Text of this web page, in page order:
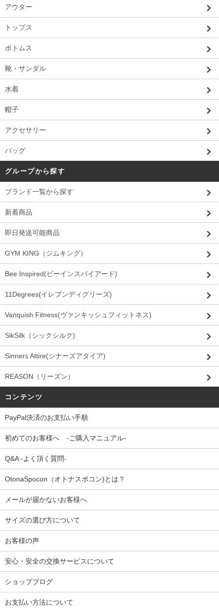
アウター
トップス
ボトムス
靴・サンダル
水着
帽子
アクセサリー
バッグ
グループから探す
ブランド一覧から探す
新着商品
即日発送可能商品
GYM KING（ジムキング）
Bee Inspired(ビーインスパイアード)
11Degrees(イレブンディグリーズ)
Vanquish Fitness(ヴァンキッシュフィットネス)
SikSilk（シックシルク)
Sinners Attire(シナーズアタイア)
REASON（リーズン）
コンテンツ
PayPal決済のお支払い手順
初めてのお客様へ -ご購入マニュアル-
Q&A -よく頂く質問-
OtonaSpocon（オトナスポコン)とは？
メールが届かないお客様へ
サイズの選び方について
お客様の声
安心・安全の交換サービスについて
ショップブログ
お支払い方法について